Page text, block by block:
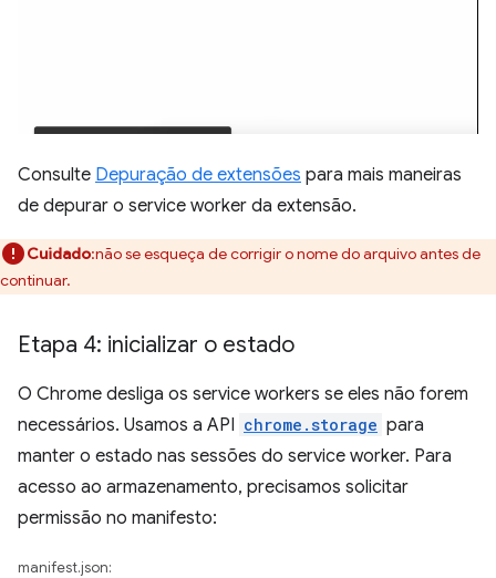
Consulte Depuração de extensões para mais maneiras
de depurar o service worker da extensão.
Cuidado:não se esqueça de corrigir o nome do arquivo antes de
continuar.
Etapa 4: inicializar o estado
O Chrome desliga os service workers se eles não forem
necessários. Usamos a API chrome.storage para
manter o estado nas sessões do service worker. Para
acesso ao armazenamento, precisamos solicitar
permissão no manifesto:
manifest.json: